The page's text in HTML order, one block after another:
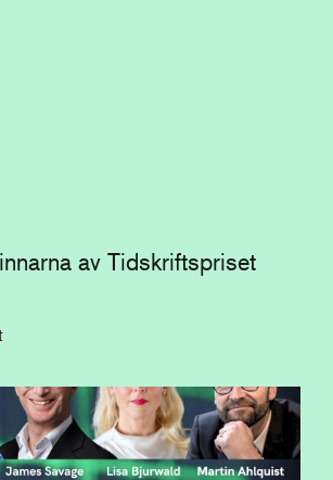
av Tidskriftspriset